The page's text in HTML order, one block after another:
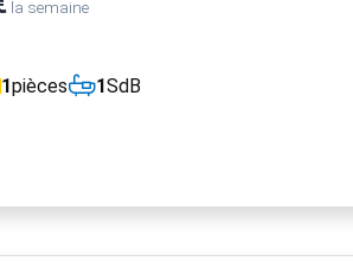
la semaine
1pièces 1SdB